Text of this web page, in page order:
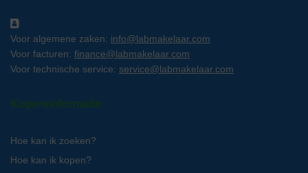
Voor algemene zaken: info@labmakelaar.com
Voor facturen: finance@labmakelaar.com
Voor technische service: service@labmakelaar.com
Kopersinformatie
Hoe kan ik zoeken?
Hoe kan ik kopen?